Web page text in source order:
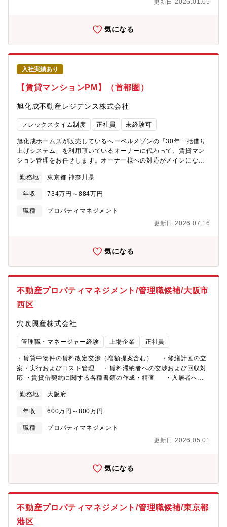
メンテナンス業務【成長ステップ】フロントマネージャーとし
件へのステップアップ【当社の強み】東京２３棟、札幌１棟、京
都１棟、大阪2022年春新規オープン予定当社は住友不動産本体で
ラトゥールを管理運営しています。他社のマンション管理会社と
は違い、オーナーの立場で資産を守っていくため、問題解決や改
善点における判断も早いため仕事も進めやすく、お客様へもスピ
ーディーに対応できる。サービス・価値向上のための提案や改善
案も積極的に発信できる環境。
更新日 2026.01.05
気になる
入社実績あり
【賃貸マンションPM】（首都圏）
旭化成不動産レジデンス株式会社
フレックスタイム制度 正社員 未経験可
旭化成ホームズが販売しているへーベルメゾンの「30年一括借り
上げシステム」を利用頂いているオーナーに代わって、賃貸マン
ション管理をお任せします。オーナー様への対応がメインになり
者の方が行うので働きやすい環境です！【具体的には】■入居者対
応は別の窓口が担当（コールセンター・支店ごとの専任担当者）■
オーナー様への対応がメインになりますので突発的な業務が少な
く働きやすい環境です。■担当物件の空室低減に特化し、リノベー
ケットニーズに合わせた物件価値向上提案をお任せします。■工事
働きやすく、育休や産休を取得した後に復職されている方もいら
っしゃいます。休日出勤はオーナー様対応の際に発生する可能性
はございますが、ご都合を調整しやすい環境です。（休日出勤し
た際には必ず代休を取得頂きます）
勤務地 東京都 神奈川県
年収 734万円～884万円
職種
プロパティマネジメント
更新日 2026.07.16
気になる
不動産プロパティマネジメント/管理職候補/大阪市
西区
穴吹興産株式会社
管理職・マネージャー経験 上場企業 正社員
・賃貸中物件の賃料改定交渉（増額提案含む） ・修繕計画の立
案・実行およびコスト管理 ・賃料滞納者への交渉および回収対
応 ・賃貸借契約に関する各種書類の作成・精査 ・入居者への
交渉力・提案力を活かせる環境です。
勤務地 大阪府
年収 600万円～800万円
職種
プロパティマネジメント
更新日 2026.05.01
気になる
不動産プロパティマネジメント/管理職候補/東京都
港区